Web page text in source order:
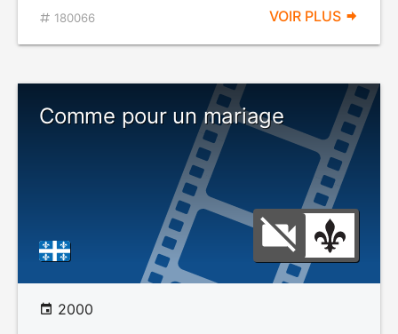
180066 VOIR PLUS
Comme pour un mariage
2000